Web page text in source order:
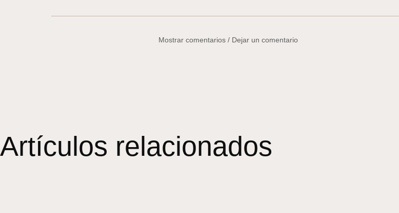
Mostrar comentarios / Dejar un comentario
Artículos relacionados